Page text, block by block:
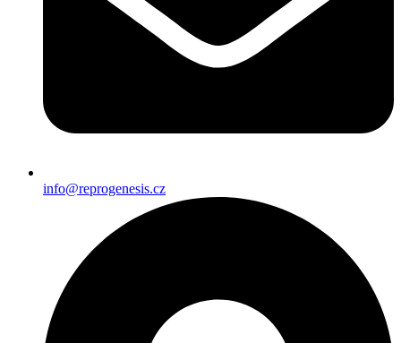
info@reprogenesis.cz